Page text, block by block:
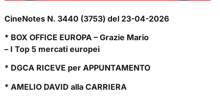
CineNotes N. 3440 (3753) del 23-04-2026
* BOX OFFICE EUROPA – Grazie Mario
– I Top 5 mercati europei
* DGCA RICEVE per APPUNTAMENTO
* AMELIO DAVID alla CARRIERA